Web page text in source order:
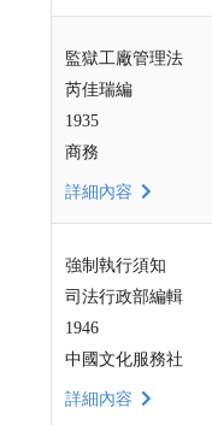
監獄工廠管理法
芮佳瑞編
1935
商務
詳細內容
強制執行須知
司法行政部編輯
1946
中國文化服務社
詳細內容